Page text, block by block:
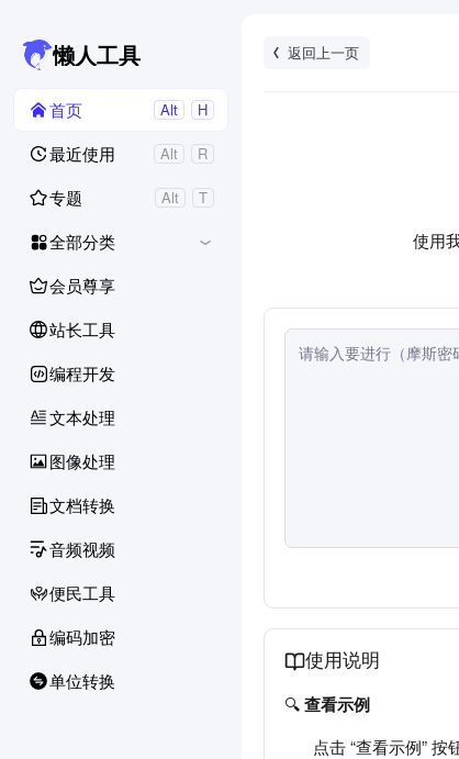
懒人工具
首页 Alt H
最近使用 Alt R
专题 Alt T
全部分类
会员尊享
站长工具
编程开发
文本处理
图像处理
文档转换
音频视频
便民工具
编码加密
单位转换
返回上一页
使用
使用说明
🔍查看示例
点击 “查看示例”